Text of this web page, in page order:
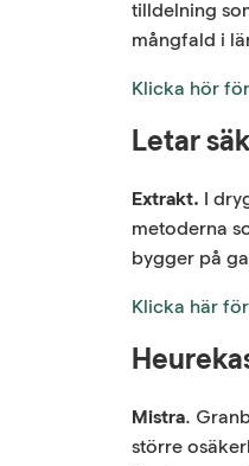
tilldelning
mångfald i
Klicka hör
Letar
Extrakt. I
metoderna
bygger på
Klicka här
Mistra.
större